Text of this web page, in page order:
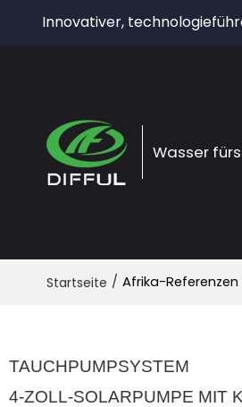
Innovativer,
Wasser
Startseite / Afrika-Referenzen
TAUCHPUMPSYSTEM
4-ZOLL-SOLARPUMPE MIT